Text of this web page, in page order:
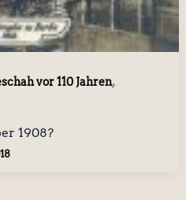
vor 110 Jahren,
1908?